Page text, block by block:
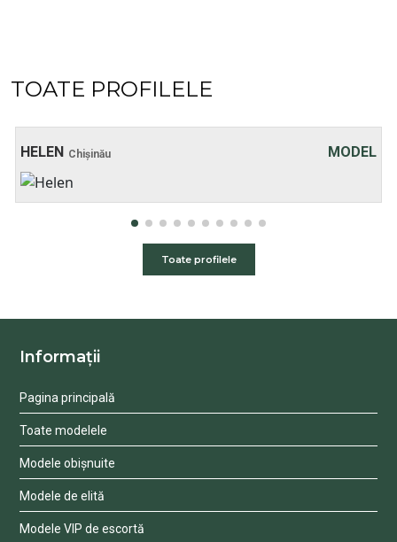
TOATE PROFILELE
HELEN Chișinău MODEL
Vârsta: 20
Greutatea: 48 kg
Toate profilele
Informații
Pagina principală
Toate modelele
Modele obișnuite
Modele de elită
Modele VIP de escortă